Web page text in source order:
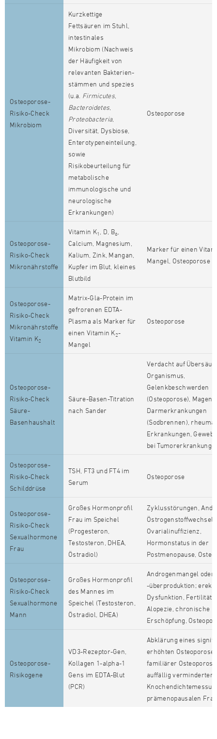
Osteoporose-
Risiko-Check
Mikrobiom
Kurzkettige
Fettsäuren im Stuhl,
intestinales
Mikrobiom (Nachweis
der Häufigkeit von
relevanten Bakterien-
stämmen und spezies
(u.a. Firmicutes
Bacteroidetes
Proteobacteria,
Diversität, Dysbiose,
Enterotypeneinteilung,
sowie
Risikobeurteilung für
metabolische
immunologische und
neurologische
Erkrankungen)
Osteoporose
Osteoporose-
Risiko-Check
Mikronährstoffe
Vitamin K1 , D, B6
Calcium, Magnesium,
Kalium, Zink, Mangan,
Kupfer im Blut, kleines
Blutbild
Marker für einen
Mangel, Osteoporose
Osteoporose-
Risiko-Check
Mikronährstoffe
Vitamin K2
Matrix-Gla-Protein im
gefrorenen EDTA-
Plasma als Marker für
einen Vitamin K2-
Mangel
Osteoporose
Osteoporose-
Risiko-Check
Säure-
Basenhaushalt
Säure-Basen-Titration
nach Sander
Verdacht auf
Organismus,
Gelenkbeschwerden
(Osteoporose), Magen-
Darmerkrankungen
(Sodbrennen),
Erkrankungen,
bei
Osteoporose-
Risiko-Check
Schilddrüse
TSH, FT3 und FT4 im
Serum
Osteoporose
Osteoporose-
Risiko-Check
Sexualhormone
Frau
Großes Hormonprofil
Frau im Speichel
(Progesteron,
Testosteron, DHEA,
Östradiol)
Zyklusstörungen,
Ovarialinuffizienz,
Hormonstatus in der
Postmenopause,
Osteoporose-
Risiko-Check
Sexualhormone
Mann
Großes Hormonprofil
des Mannes im
Speichel (Testosteron,
Östradiol, DHEA)
Androgenmangel oder
-überproduktion;
Dysfunktion,
Alopezie, chronische
Erschöpfung,
Osteoporose-
Risikogene
VD3-Rezeptor-Gen,
Kollagen 1-alpha-1
Gens im EDTA-Blut
(PCR)
Abklärung eines
erhöhten
familiärer
auffällig verminderter
prämenopausalen